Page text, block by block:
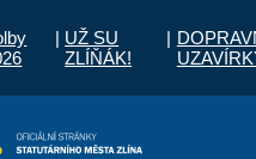
| UŽ SU
ZLÍŇÁK!
|